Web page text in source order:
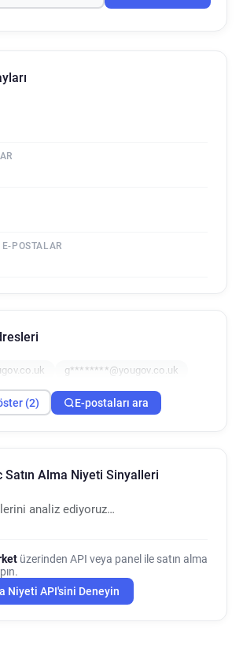
POSTALAR
g********@yougov.co.uk
(2) E-postaları ara
Satın Alma Niyeti Sinyalleri
analiz ediyoruz…
üzerinden API veya panel ile satın alma
Niyeti API'sini Deneyin